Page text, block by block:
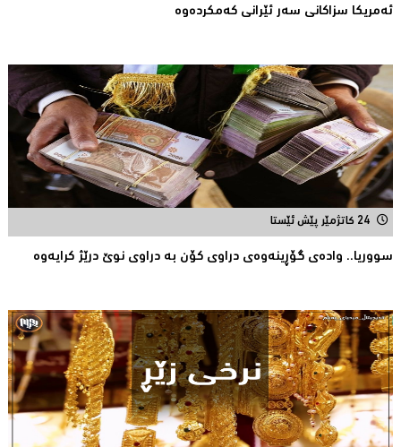
ئه‌مریكا سزاكانی سه‌ر ئێرانی كه‌مكرده‌وه‌
24 کاتژمێر پێش ئێستا
سووریا.. واده‌ی گۆڕینه‌وه‌ی دراوی كۆن به‌ دراوی نوێ درێژ كرایه‌وه‌